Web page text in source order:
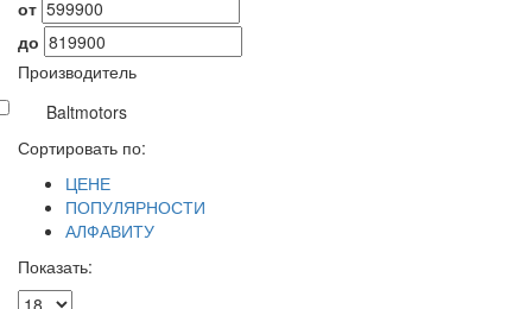
от
до
Производитель
Baltmotors
Сортировать по:
ЦЕНЕ
ПОПУЛЯРНОСТИ
АЛФАВИТУ
Показать: